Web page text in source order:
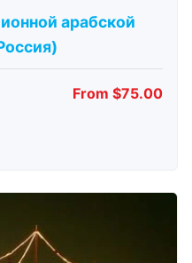
арабской
From $75.00